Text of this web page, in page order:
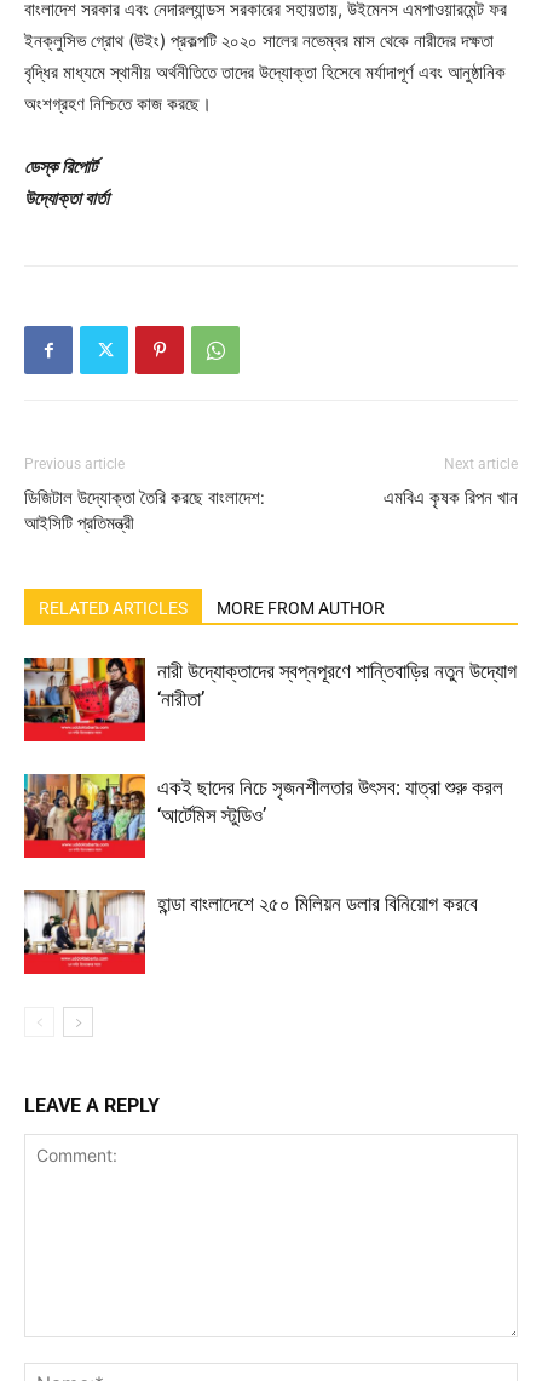
বাংলাদেশ সরকার এবং নেদারল্যান্ডস সরকারের সহায়তায়, উইমেনস এমপাওয়ারমেন্ট ফর
ইনক্লুসিভ গ্রোথ (উইং) প্রকল্পটি ২০২০ সালের নভেম্বর মাস থেকে নারীদের দক্ষতা
বৃদ্ধির মাধ্যমে স্থানীয় অর্থনীতিতে তাদের উদ্যোক্তা হিসেবে মর্যাদাপূর্ণ এবং আনুষ্ঠানিক
অংশগ্রহণ নিশ্চিতে কাজ করছে।
ডেস্ক রিপোর্ট
উদ্যোক্তা বার্তা
Previous article
ডিজিটাল উদ্যোক্তা তৈরি করছে বাংলাদেশ:
আইসিটি প্রতিমন্ত্রী
Next article
এমবিএ কৃষক রিপন খান
RELATED ARTICLES MORE FROM AUTHOR
নারী উদ্যোক্তাদের স্বপ্নপূরণে শান্তিবাড়ির নতুন উদ্যোগ
‘নারীতা’
একই ছাদের নিচে সৃজনশীলতার উৎসব: যাত্রা শুরু করল
‘আর্টেমিস স্টুডিও’
হান্ডা বাংলাদেশে ২৫০ মিলিয়ন ডলার বিনিয়োগ করবে
LEAVE A REPLY